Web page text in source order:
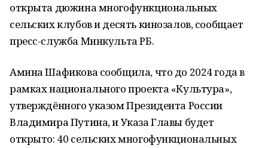
открыта дюжина многофункциональных
сельских клубов и десять кинозалов, сообщает
пресс-служба Минкульта РБ.
Амина Шафикова сообщила, что до 2024 года в
рамках национального проекта «Культура»,
утверждённого указом Президента России
Владимира Путина, и Указа Главы будет
открыто: 40 сельских многофункциональных